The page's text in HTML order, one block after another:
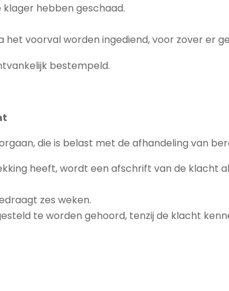
hebben geschaad.
voorval worden ingediend, voor zover er
bestempeld.
die is belast met de afhandeling van
heeft, wordt een afschrift van de klacht
zes weken.
te worden gehoord, tenzij de klacht